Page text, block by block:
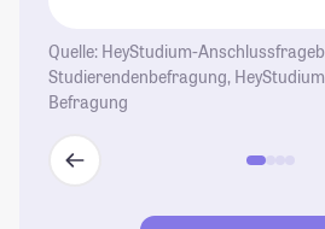
Quelle: HeyStudium-
Studierendenbefragung,
Befragung